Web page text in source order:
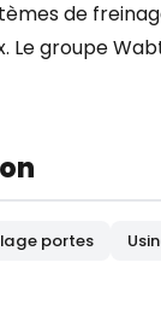
de
Le groupe
portes